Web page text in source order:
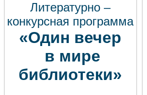
Литературно –
конкурсная программа
«Один вечер
в мире
библиотеки»